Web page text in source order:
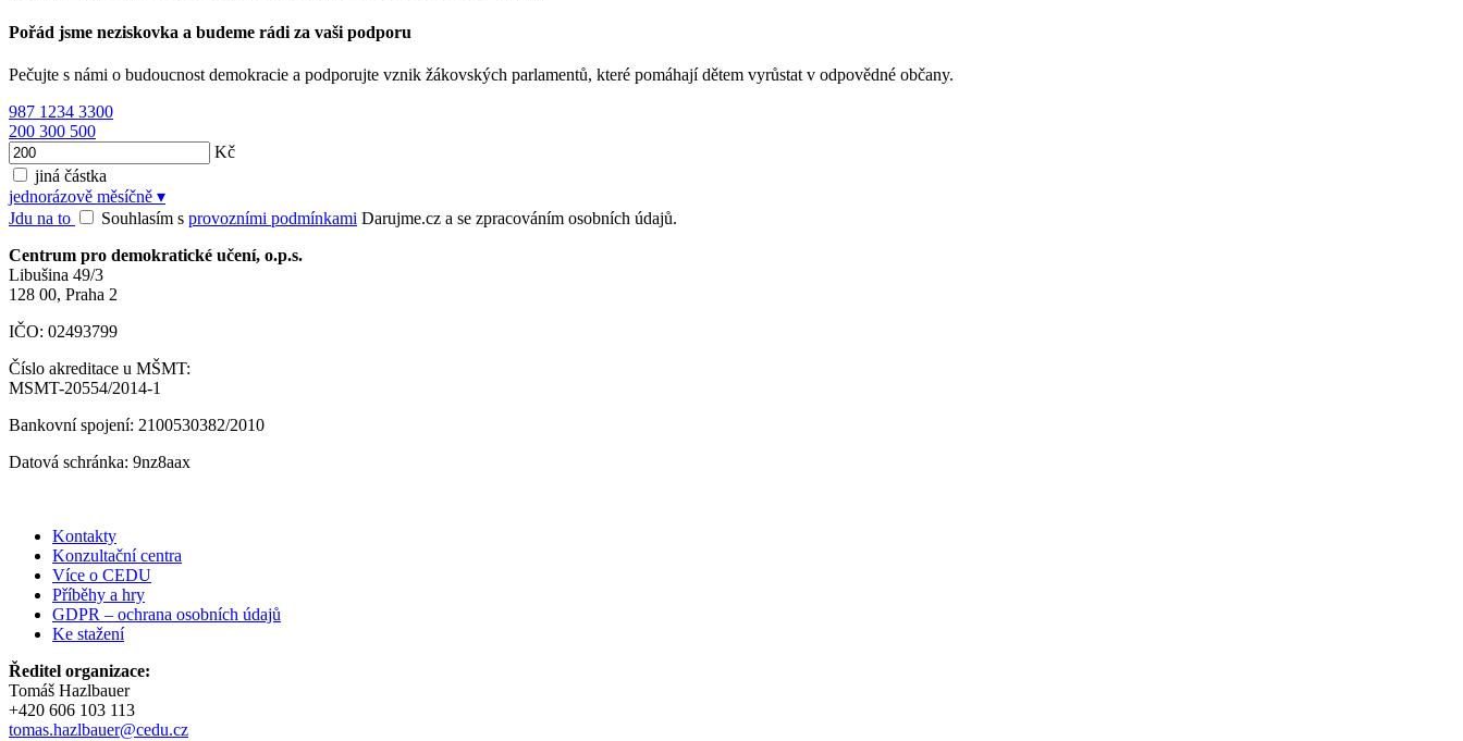
Pořád jsme neziskovka a budeme rádi za vaši podporu
Pečujte s námi o budoucnost demokracie a podporujte vznik žákovských parlamentů, které pomáhají dětem vyrůstat v odpovědné občany.
987 1234 3300
200 300 500
Kč
jiná částka
jednorázově měsíčně ▾
Jdu na to
Souhlasím s provozními podmínkami Darujme.cz a se zpracováním osobních údajů.
Centrum pro demokratické učení, o.p.s.
Libušina 49/3
128 00, Praha 2
IČO: 02493799
Číslo akreditace u MŠMT:
MSMT-20554/2014-1
Bankovní spojení: 2100530382/2010
Datová schránka: 9nz8aax
Kontakty
Konzultační centra
Více o CEDU
Příběhy a hry
GDPR – ochrana osobních údajů
Ke stažení
Ředitel organizace:
Tomáš Hazlbauer
+420 606 103 113
tomas.hazlbauer@cedu.cz